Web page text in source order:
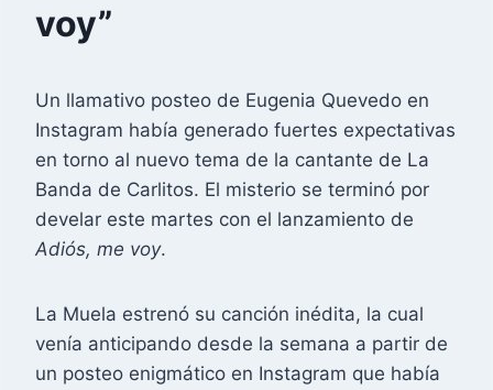
voy”
Un llamativo posteo de Eugenia Quevedo en
Instagram había generado fuertes expectativas
en torno al nuevo tema de la cantante de La
Banda de Carlitos. El misterio se terminó por
develar este martes con el lanzamiento de
Adiós, me voy.
La Muela estrenó su canción inédita, la cual
venía anticipando desde la semana a partir de
un posteo enigmático en Instagram que había